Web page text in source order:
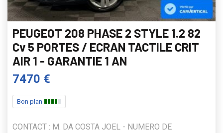
PEUGEOT 208 PHASE 2 STYLE 1.2 82
Cv 5 PORTES / ECRAN TACTILE CRIT
AIR 1 - GARANTIE 1 AN
7470 €
Bon plan
CONTACT : M. DA COSTA JOEL - NUMERO DE